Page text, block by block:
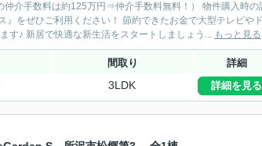
⇒仲介手数料無料！） 物件購入時の諸費用（初期費用）を
金で大型テレビやドラム式洗濯機などの最
新家電や オシャレなテーブル、ソファーなど新品家具を揃えられます♪ 新居で快適な新生活をスタートしましょう... もっと見る
間取り 詳細
3LDK 詳細を見る